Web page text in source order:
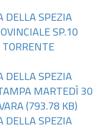
DELLA SPEZIA
SP.10
DELLA SPEZIA
MARTEDÌ 30
(793.78 KB)
DELLA SPEZIA